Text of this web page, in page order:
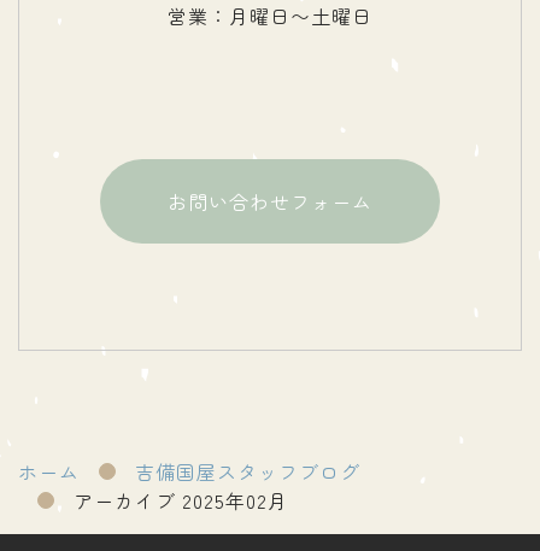
営業：月曜日〜土曜日
お問い合わせフォーム
ホーム
吉備国屋スタッフブログ
アーカイブ 2025年02月